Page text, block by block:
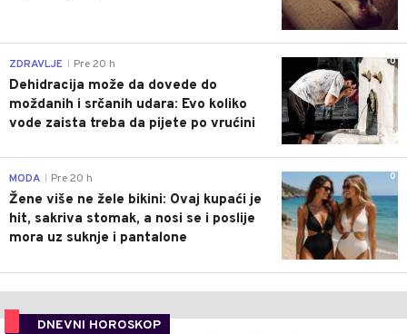
0
ZDRAVLJE Pre 20 h
Dehidracija može da dovede do
moždanih i srčanih udara: Evo koliko
vode zaista treba da pijete po vrućini
0
MODA Pre 20 h
Žene više ne žele bikini: Ovaj kupaći je
hit, sakriva stomak, a nosi se i poslije
mora uz suknje i pantalone
DNEVNI HOROSKOP